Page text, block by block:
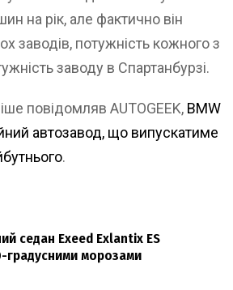
на рік, але фактично він
заводів, потужність кожного з
заводу в Спартанбурзі.
повідомляв AUTOGEEK, BMW
автозавод, що випускатиме
.
седан Exeed Exlantix ES
градусними морозами